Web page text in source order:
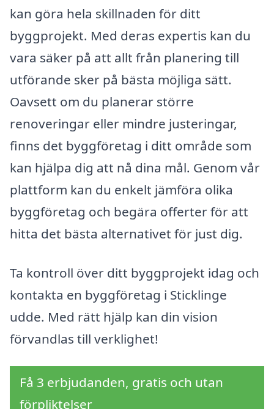
kan göra hela skillnaden för ditt
byggprojekt. Med deras expertis kan du
vara säker på att allt från planering till
utförande sker på bästa möjliga sätt.
Oavsett om du planerar större
renoveringar eller mindre justeringar,
finns det byggföretag i ditt område som
kan hjälpa dig att nå dina mål. Genom vår
plattform kan du enkelt jämföra olika
byggföretag och begära offerter för att
hitta det bästa alternativet för just dig.
Ta kontroll över ditt byggprojekt idag och
kontakta en byggföretag i Sticklinge
udde. Med rätt hjälp kan din vision
förvandlas till verklighet!
Få 3 erbjudanden, gratis och utan
förpliktelser